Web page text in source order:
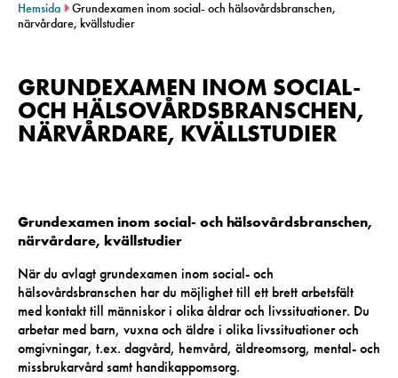
Hemsida
Grundexamen inom social- och hälsovårdsbranschen,
närvårdare, kvällstudier
GRUNDEXAMEN INOM SOCIAL-
OCH HÄLSOVÅRDSBRANSCHEN,
NÄRVÅRDARE, KVÄLLSTUDIER
Grundexamen inom social- och hälsovårdsbranschen,
närvårdare, kvällstudier
När du avlagt grundexamen inom social- och
hälsovårdsbranschen har du möjlighet till ett brett arbetsfält
med kontakt till människor i olika åldrar och livssituationer. Du
arbetar med barn, vuxna och äldre i olika livssituationer och
omgivningar, t.ex. dagvård, hemvård, äldreomsorg, mental- och
missbrukarvård samt handikappomsorg.